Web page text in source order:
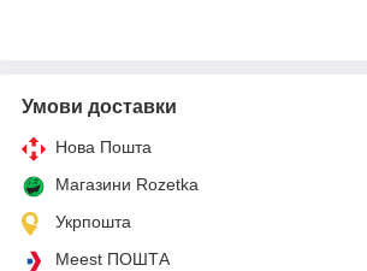
Умови доставки
Нова Пошта
Магазини Rozetka
Укрпошта
Meest ПОШТА